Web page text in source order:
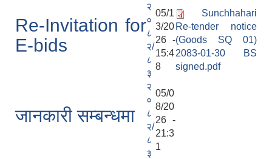
Re-Invitation for
E-bids
२
०
८
२/
८
३
05/1
3/20
26 -
15:4
8
Sunchhahari
Re-tender notice
(Goods SQ 01)
2083-01-30 BS
signed.pdf
जानकारी सम्बन्धमा
२
०
८
२/
८
३
05/0
8/20
26 -
21:3
1